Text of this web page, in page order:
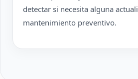
detectar si necesita alguna
mantenimiento preventivo.